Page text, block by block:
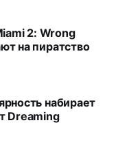
2: Wrong
на пиратство
набирает
Dreaming